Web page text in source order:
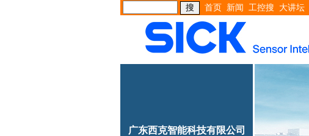
首页 新闻 工控搜 大讲坛
广东西克智能科技有限公司